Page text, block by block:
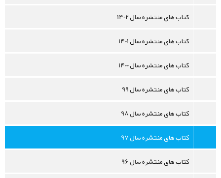
کتاب های منتشره سال 1402
کتاب های منتشره سال 1401
کتاب های منتشره سال 1400
کتاب های منتشره سال 99
کتاب های منتشره سال 98
کتاب های منتشره سال 97
کتاب های منتشره سال 96